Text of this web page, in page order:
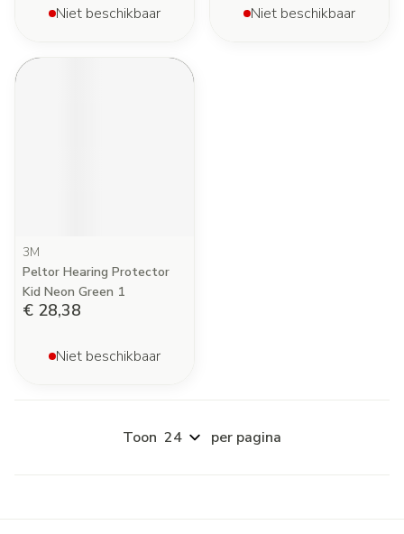
Niet beschikbaar Niet beschikbaar
3M
Peltor Hearing Protector
Kid Neon Green 1
€ 28,38
Niet beschikbaar
Toon per pagina